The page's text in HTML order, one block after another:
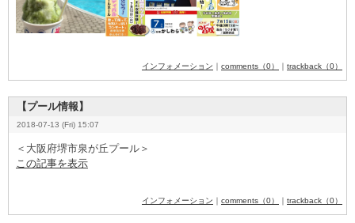
インフォメーション ｜ comments（0） ｜ trackback（0）
【プール情報】
2018-07-13 (Fri) 15:07
＜大阪府堺市泉が丘プール＞
この記事を表示
インフォメーション ｜ comments（0） ｜ trackback（0）